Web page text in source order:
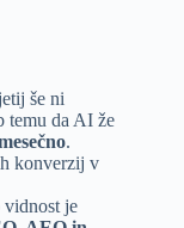
še ni
temu da AI že
.
konverzij v
je